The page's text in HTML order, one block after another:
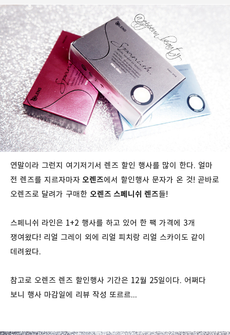
연말이라 그런지 여기저기서 렌즈 할인 행사를 많이 한다. 얼마
전 렌즈를 지르자마자 오렌즈에서 할인행사 문자가 온 것! 곧바로
오렌즈로 달려가 구매한 오렌즈 스페니쉬 렌즈들!
스페니쉬 라인은 1+2 행사를 하고 있어 한 팩 가격에 3개
쟁여왔다! 리얼 그레이 외에 리얼 피치랑 리얼 스카이도 같이
데려왔다.
참고로 오렌즈 렌즈 할인행사 기간은 12월 25일이다. 어쩌다
보니 행사 마감일에 리뷰 작성 또르르...